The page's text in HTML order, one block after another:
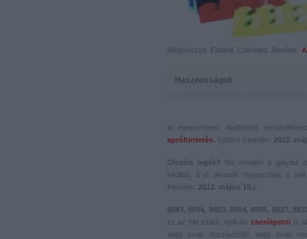
Megveszed. Eladod. Cseréled. Beréled.
Hasznosságok
Itt megveheted, eladhatod,
apróhirdetés. (utolsó frissítés: 2012.
Olcsón legót? Ne menjen a gatyád
inkább, a jó olvasók megosztják a
frissítés: 2012. május 15.)
8683, 8684, 8803, 8804, 8805, 8827, 8831
ez az hét szám, nyilván
cserélgetni
is
Vagy csak hozzászólni. Vagy csak